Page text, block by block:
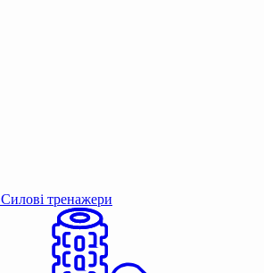
Силові тренажери